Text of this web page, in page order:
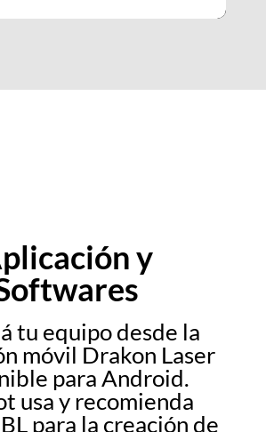
y
tu equipo desde la
móvil Drakon Laser
para Android.
usa y recomienda
para la creación de